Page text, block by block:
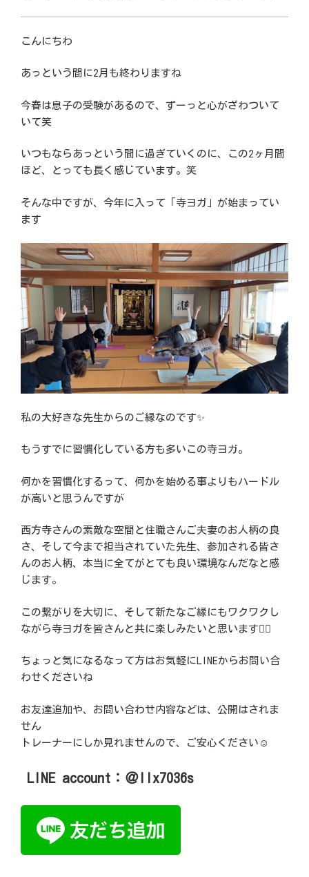
こんにちわ
あっという間に2月も終わりますね
今春は息子の受験があるので、ずーっと心がざわついて
いて笑
いつもならあっという間に過ぎていくのに、この2ヶ月間
ほど、とっても長く感じています。笑
そんな中ですが、今年に入って「寺ヨガ」が始まってい
ます
私の大好きな先生からのご縁なのです✨
もうすでに習慣化している方も多いこの寺ヨガ。
何かを習慣化するって、何かを始める事よりもハードル
が高いと思うんですが
西方寺さんの素敵な空間と住職さんご夫妻のお人柄の良
さ、そして今まで担当されていた先生、参加される皆さ
んのお人柄、本当に全てがとても良い環境なんだなと感
じます。
この繋がりを大切に、そして新たなご縁にもワクワクし
ながら寺ヨガを皆さんと共に楽しみたいと思います🧘‍♀️
ちょっと気になるなって方はお気軽にLINEからお問い合
わせくださいね
お友達追加や、お問い合わせ内容などは、公開はされま
せん
トレーナーにしか見れませんので、ご安心ください ☺️
LINE account：＠llx7036s